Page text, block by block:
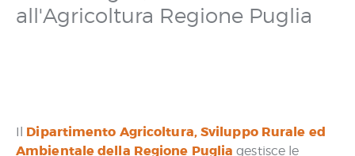
all'Agricoltura Regione Puglia
Il Dipartimento Agricoltura, Sviluppo Rurale ed
Ambientale della Regione Puglia gestisce le